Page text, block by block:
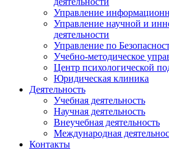
Управление
Управление научной и
деятельности
Управление по
Учебно-методическое
Центр психологической
Юридическая клиника
Деятельность
Учебная деятельность
Научная деятельность
Внеучебная деятельность
Международная
Контакты